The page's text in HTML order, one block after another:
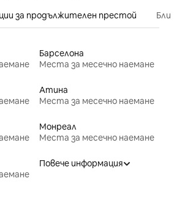
за продължителен престой
Барселона
Места за месечно наемане
Атина
Места за месечно наемане
Монреал
Места за месечно наемане
Повече информация